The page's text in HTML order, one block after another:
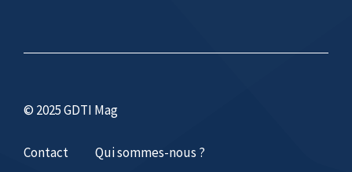
© 2025 GDTI Mag
Contact Qui sommes-nous ?